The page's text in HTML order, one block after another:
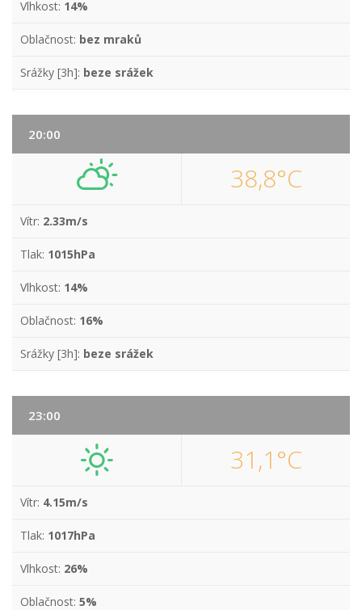
Vlhkost: 14%
Oblačnost: bez mraků
Srážky [3h]: beze srážek
20:00
38,8°C
Vítr: 2.33m/s
Tlak: 1015hPa
Vlhkost: 14%
Oblačnost: 16%
Srážky [3h]: beze srážek
23:00
31,1°C
Vítr: 4.15m/s
Tlak: 1017hPa
Vlhkost: 26%
Oblačnost: 5%